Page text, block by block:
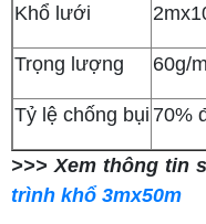
Khổ lưới
Trọng lượng 60g/
Tỷ lệ chống bụi 70%
>>> Xem thông tin
trình khổ 3mx50m